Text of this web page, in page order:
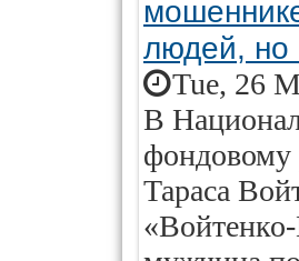
людей, но
Tue, 26
В
фондовому
Тараса